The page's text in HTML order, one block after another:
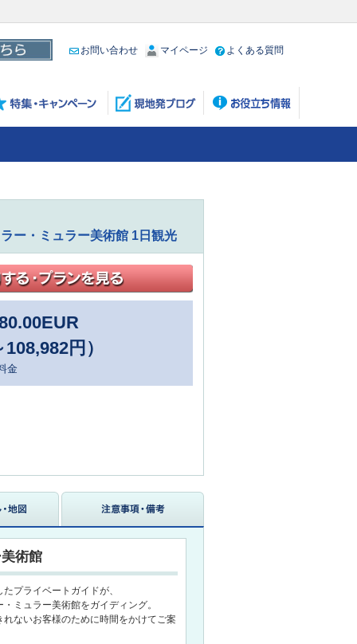
お問い合わせ マイページ よくある質問
ー・ミュラー美術館 1日観光
EUR
円）
金
術館
プライベートガイドが、
ミュラー美術館をガイディング。
ないお客様のために時間をかけてご案